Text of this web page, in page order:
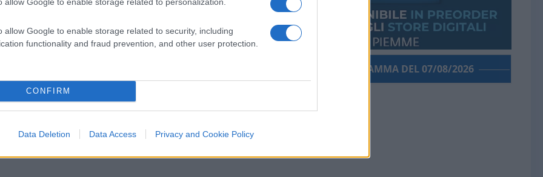
allow Google to enable storage related to security, including
functionality and fraud prevention, and other user protection.
CONFIRM
Data Deletion Data Access Privacy and Cookie Policy
generale degli alleati. Poi l’incontro con
rapidamente la possibilità di un
e consentirebbe di accelerare i
il presidente ucraino ha “invitato
agli sforzi compiuti “in vista
pace” da parte dell’Ucraina, dopo quello
PORROGRAMMA DEL 07/08/2026